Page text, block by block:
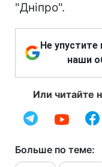
"Дніпро".
Не
наши
Или читайте
Больше по теме: